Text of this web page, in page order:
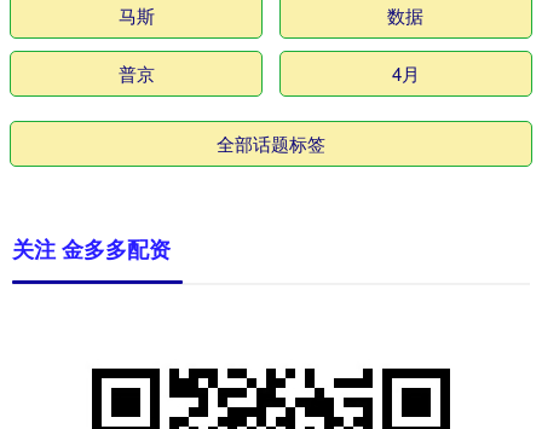
马斯 数据
普京 4月
全部话题标签
关注 金多多配资